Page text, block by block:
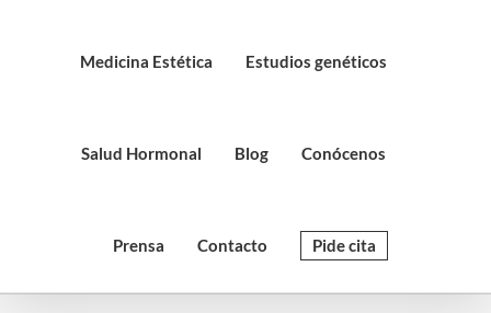
Medicina Estética Estudios genéticos
Salud Hormonal Blog Conócenos
Prensa Contacto Pide cita